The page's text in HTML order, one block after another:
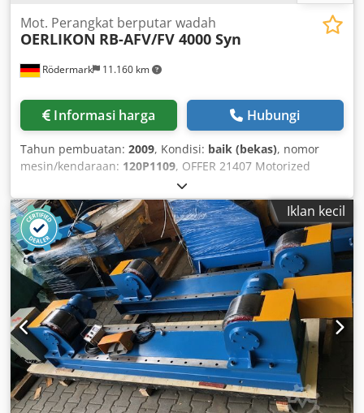
Rödermark 11.160 km
Mot. Perangkat berputar wadah
OERLIKON RB-AFV/FV 4000 Syn
Informasi harga Hubungi
Tahun pembuatan: 2009, Kondisi: baik (bekas), nomor
mesin/kendaraan: 120P1109, OFFER 21407 Motorized
Container - Vessel Rotator with Rail-mounted Carriage
Technical Data: - Total load capacity (driven + idler unit):
40,000 kg - Load capacity per vessel rotator: 20,000 kg -
Workpiece diameter approx.: 500 – 3,500 mm - Roller
support centers adjustable via trapezoidal threaded
spindle - Roller diameter: 500 mm - Roller width: 150 mm -
Driven unit with dual-sided drive - Infinitely variable
rotation speed - Hand-held remote for forward and reverse
operation - Drive: 400 V Dodpshcnhmjfx Am Aowa - Both
units mounted on rail carriages - Space requirement for
driven unit: approx. W 3,800 x H 1,150 x D 1,350 mm -
Space requirement for idler unit: approx. W 3,600 x H
1,150 x D 1,350 mm - Weight of driven unit: approx. 2,500
kg - Weight of idler unit: approx. 1,800 kg
Iklan kecil